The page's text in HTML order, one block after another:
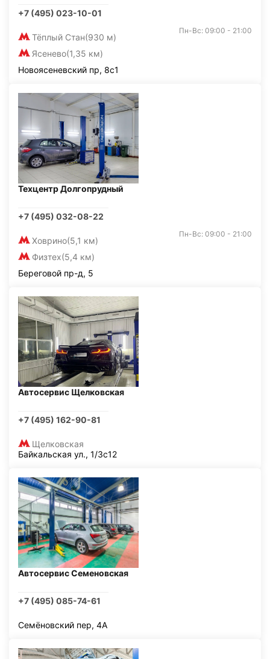
+7 (495) 023-10-01
Тёплый Стан(930 м)
Ясенево(1,35 км)
Пн-Вс: 09:00 - 21:00
Новоясеневский пр, 8с1
Техцентр Долгопрудный
+7 (495) 032-08-22
Ховрино(5,1 км)
Физтех(5,4 км)
Пн-Вс: 09:00 - 21:00
Береговой пр-д, 5
Автосервис Щелковская
+7 (495) 162-90-81
Щелковская
Байкальская ул., 1/3с12
Автосервис Семеновская
+7 (495) 085-74-61
Семёновский пер, 4А